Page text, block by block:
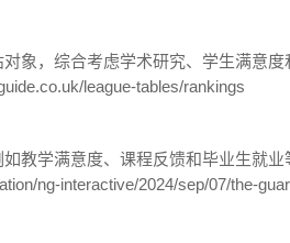
象，综合考虑学术研究、学生满意度
league-tables/rankings
教学满意度、课程反馈和毕业生就业
ng-interactive/2024/sep/07/the-